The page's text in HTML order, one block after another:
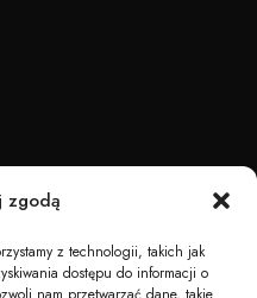
zgodą
z technologii, takich jak
dostępu do informacji o